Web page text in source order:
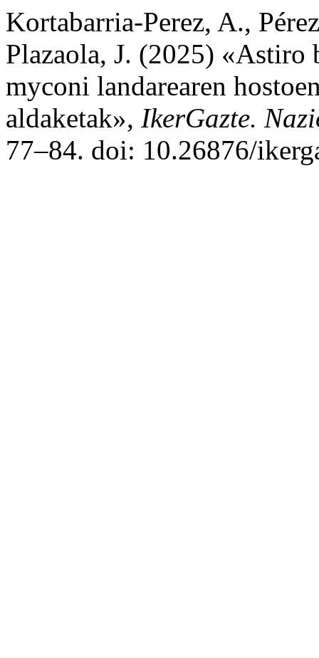
Kortabarria-Perez, A.,
Plazaola, J. (2025) «Astiro
myconi landarearen
aldaketak», IkerGazte.
77–84. doi: 10.26876/